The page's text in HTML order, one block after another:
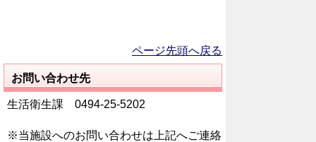
ページ先頭へ戻る
お問い合わせ先
生活衛生課 0494‐25‐5202
※当施設へのお問い合わせは上記へご連絡